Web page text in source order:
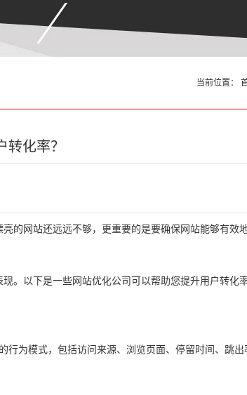
当前位置：
化率？
的网站还远远不够，更重要的是要确保网站能够有效
。以下是一些网站优化公司可以帮助您提升用户转化率
为模式，包括访问来源、浏览页面、停留时间、跳